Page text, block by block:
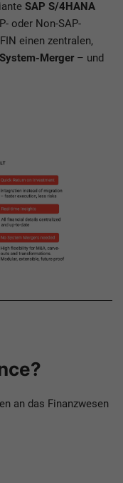
SAP S/4HANA
oder Non-SAP-
einen zentralen,
Merger– und
an das Finanzwesen